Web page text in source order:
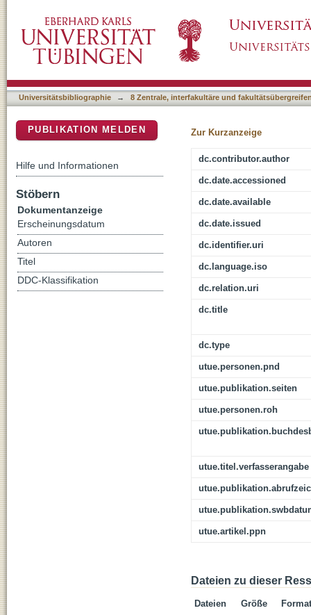
Universitätsbibliographie → 8 Zentrale, interfakultäre und
Zur Kurzanzeige
dc.contributor.author
dc.date.accessioned
dc.date.available
dc.date.issued
dc.identifier.uri
dc.language.iso
dc.relation.uri
dc.title
dc.type
utue.personen.pnd
utue.publikation.seiten
utue.personen.roh
utue.titel.verfasserangabe
utue.artikel.ppn
Dateien zu dieser
Dateien Größe
Format
PUBLIKATION MELDEN
Hilfe und Informationen
Stöbern
Dokumentanzeige
Erscheinungsdatum
Autoren
Titel
DDC-Klassifikation